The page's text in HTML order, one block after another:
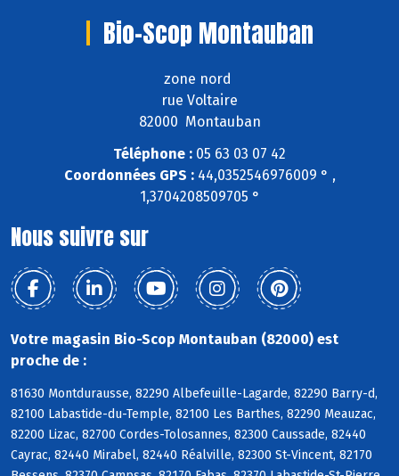
Bio-Scop Montauban
zone nord
rue Voltaire
82000 Montauban
Téléphone : 05 63 03 07 42
Coordonnées GPS :44,0352546976009 ° ,
1,3704208509705 °
Nous suivre sur
Votre magasin Bio-Scop Montauban (82000) est
proche de :
81630 Montdurausse, 82290 Albefeuille-Lagarde, 82290 Barry-d,
82100 Labastide-du-Temple, 82100 Les Barthes, 82290 Meauzac,
82200 Lizac, 82700 Cordes-Tolosannes, 82300 Caussade, 82440
Cayrac, 82440 Mirabel, 82440 Réalville, 82300 St-Vincent, 82170